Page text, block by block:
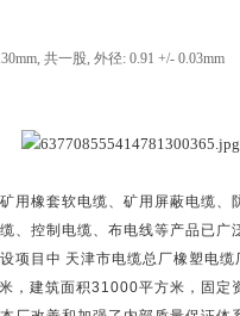
共一股, 外径: 0.91 +/- 0.03mm
用橡套软电缆、矿用屏蔽电缆
、控制电缆、布电线等产品已
项目中 天津市电缆总厂橡塑电缆
，建筑面积31000平方米，固定